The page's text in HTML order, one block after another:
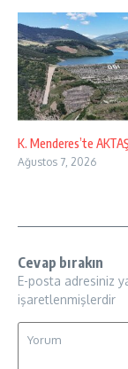
K. Menderes’te
Ağustos 7, 2026
Cevap bırakın
E-posta adresiniz
işaretlenmişlerdir